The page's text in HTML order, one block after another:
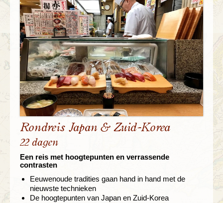
Rondreis Japan & Zuid-Korea
22 dagen
Een reis met hoogtepunten en verrassende
contrasten
Eeuwenoude tradities gaan hand in hand met de
nieuwste technieken
De hoogtepunten van Japan en Zuid-Korea